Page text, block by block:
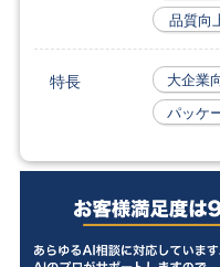
品質向
特長 大企業
パッケ